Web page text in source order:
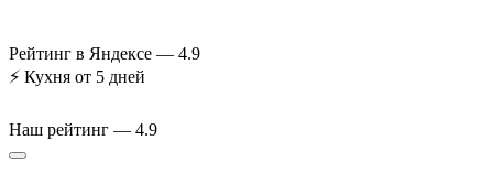
Рейтинг в Яндексе — 4.9
⚡ Кухня от 5 дней
Наш рейтинг — 4.9